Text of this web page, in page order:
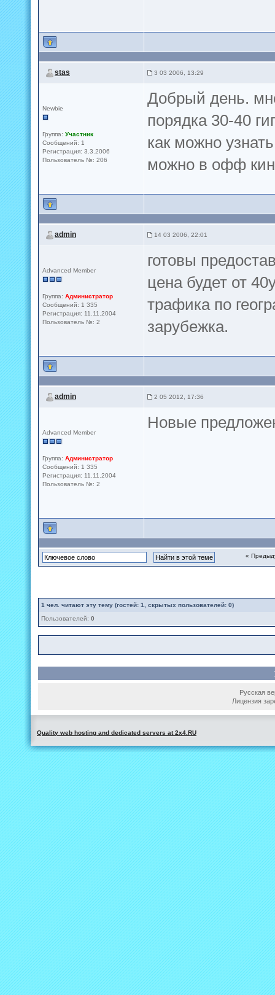
stas 3 03 2006, 13:29
Newbie
Группа: Участник
Сообщений: 1
Регистрация: 3.3.2006
Пользователь №: 206
Добрый день.
порядка 30-40
как можно
можно в офф
admin 14 03 2006, 22:01
Advanced Member
Группа: Администратор
Сообщений: 1 335
Регистрация: 11.11.2004
Пользователь №: 2
готовы
цена будет от
трафика по
зарубежка.
admin 2 05 2012, 17:36
Advanced Member
Группа: Администратор
Сообщений: 1 335
Регистрация: 11.11.2004
Пользователь №: 2
Новые
«
1 чел. читают эту тему (гостей: 1, скрытых пользователей: 0)
Пользователей: 0
Русская
Лицензия
Quality web hosting and dedicated servers at 2x4.RU